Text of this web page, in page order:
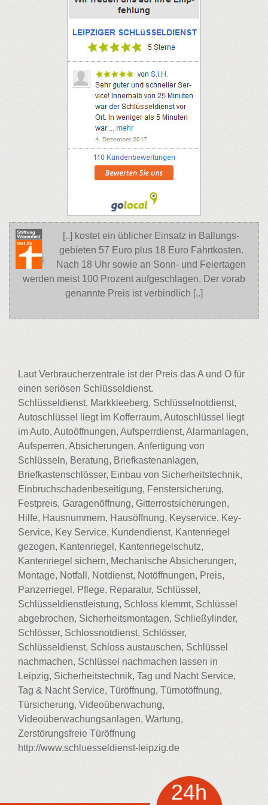
[..] kostet ein üblicher Einsatz in Ballungs-
gebieten 57 Euro plus 18 Euro Fahrtkosten.
Nach 18 Uhr sowie an Sonn- und Feiertagen
werden meist 100 Prozent aufgeschlagen. Der vorab
genannte Preis ist verbindlich [..]
Laut Verbraucherzentrale ist der Preis das A und O für
einen seriösen Schlüsseldienst.
Schlüsseldienst, Markkleeberg, Schlüsselnotdienst,
Autoschlüssel liegt im Kofferraum, Autoschlüssel liegt
im Auto, Autoöffnungen, Aufsperrdienst, Alarmanlagen,
Aufsperren, Absicherungen, Anfertigung von
Schlüsseln, Beratung, Briefkastenanlagen,
Briefkastenschlösser, Einbau von Sicherheitstechnik,
Einbruchschadenbeseitigung, Fenstersicherung,
Festpreis, Garagenöffnung, Gitterrostsicherungen,
Hilfe, Hausnummern, Hausöffnung, Keyservice, Key-
Service, Key Service, Kundendienst, Kantenriegel
gezogen, Kantenriegel, Kantenriegelschutz,
Kantenriegel sichern, Mechanische Absicherungen,
Montage, Notfall, Notdienst, Notöffnungen, Preis,
Panzerriegel, Pflege, Reparatur, Schlüssel,
Schlüsseldienstleistung, Schloss klemmt, Schlüssel
abgebrochen, Sicherheitsmontagen, Schließylinder,
Schlösser, Schlossnotdienst, Schlösser,
Schlüsseldienst, Schloss austauschen, Schlüssel
nachmachen, Schlüssel nachmachen lassen in
Leipzig, Sicherheitstechnik, Tag und Nacht Service,
Tag & Nacht Service, Türöffnung, Türnotöffnung,
Türsicherung, Videoüberwachung,
Videoüberwachungsanlagen, Wartung,
Zerstörungsfreie Türöffnung
http://www.schluesseldienst-leipzig.de
24h